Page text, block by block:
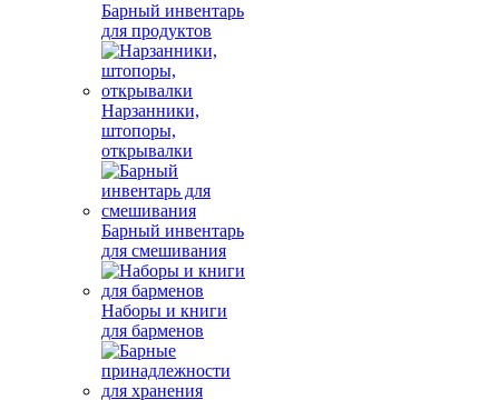
Барный инвентарь
для продуктов
Нарзанники,
штопоры,
открывалки
Барный инвентарь
для смешивания
Наборы и книги
для барменов